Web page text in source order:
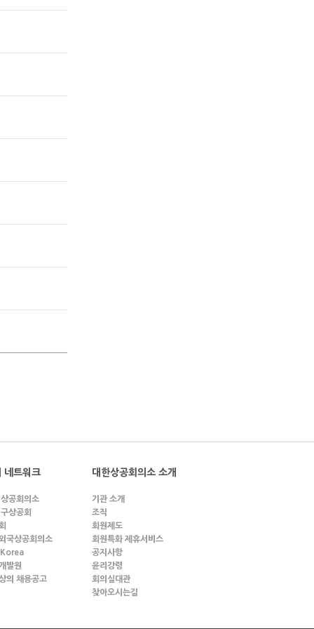
네트워크
공회의소
상공회
국상공회의소
발원
의 채용공고
대한상공회의소 소개
기관 소개
조직
회원제도
회원특화 제휴서비스
공지사항
윤리강령
회의실대관
찾아오시는길